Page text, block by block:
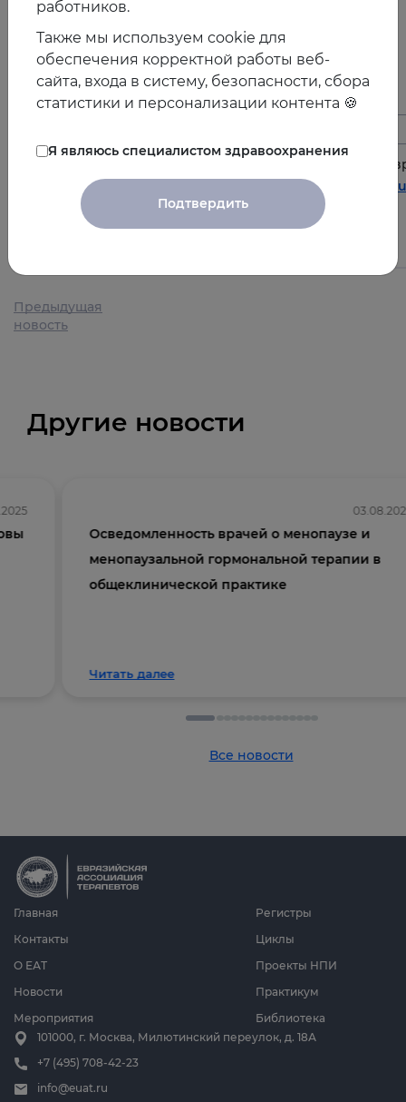
Запись трансляции всего конгресса доступна членам
Ассоциации Терапевтов доступна на сайтеhttp://
Предыдущая
новость
Другие новости
Осведомленность врачей о менопаузе и
менопаузальной гормональной терапии в
общеклинической практике
Читать далее
Все новости
Главная
О ЕАТ
Новости
Мероприятия
Циклы
Проекты НПИ
Практикум
Библиотека
Регистры
Контакты
101000, г. Москва, Милютинский переулок, д. 18А
+7 (495) 708-42-23
info@euat.ru
работников.
Также мы используем cookie для
обеспечения корректной работы веб-
сайта, входа в систему, безопасности, сбора
статистики и персонализации контента 🍪
Я являюсь специалистом здравоохранения
Подтвердить